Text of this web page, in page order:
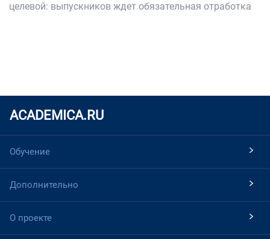
целевой: выпускников ждет обязательная отработка
ACADEMICA.RU
Обучение
Дополнительно
О проекте